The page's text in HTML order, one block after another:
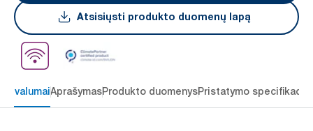
Atsisiųsti produkto duomenų lapą
AprašymasProdukto duomenysPristatymo